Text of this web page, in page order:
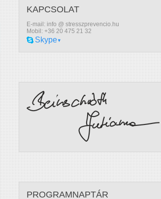
KAPCSOLAT
E-mail: info @ stresszprevencio.hu
Mobil: +36 20 475 21 32
Skype▾
PROGRAMNAPTÁR